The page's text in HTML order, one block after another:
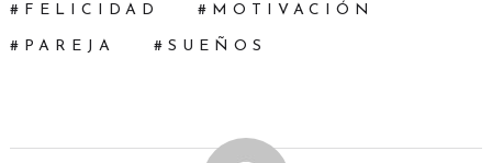
FELICIDAD MOTIVACIÓN
PAREJA SUEÑOS